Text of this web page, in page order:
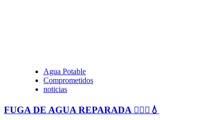
Agua Potable
Comprometidos
noticias
FUGA DE AGUA REPARADA 👷🏻‍♂️💧